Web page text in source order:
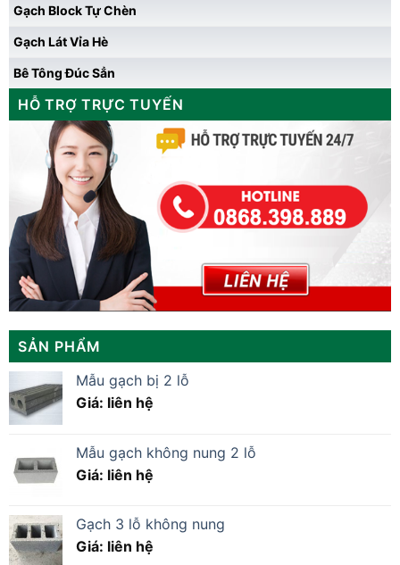
Gạch Block Tự Chèn
Gạch Lát Vỉa Hè
Bê Tông Đúc Sẳn
HỖ TRỢ TRỰC TUYẾN
SẢN PHẨM
Mẫu gạch bị 2 lỗ
Giá: liên hệ
Mẫu gạch không nung 2 lỗ
Giá: liên hệ
Gạch 3 lỗ không nung
Giá: liên hệ